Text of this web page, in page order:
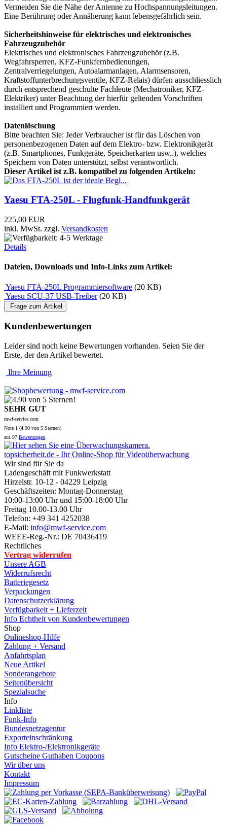
Vermeiden Sie die Nähe der Antenne zu Hochspannungsleitungen.
Eine Berührung oder Annäherung kann lebensgefährlich sein.
Sicherheitshinweise für elektrisches und elektronisches
Fahrzeugzubehör
Elektrisches und elektronisches Fahrzeugzubehör (z.B.
Wegfahrsperren, KFZ-Funkfernbedienungen,
Zentralverriegelungen, Autoalarmanlagen, Alarmsensoren,
Kraftstoffunterbrechungsventile, KFZ-Relais) dürfen ausschliesslich
durch entsprechend geschulte Fachleute (Mechatroniker, KFZ-
Elektriker) unter Beachtung der hierfür geltenden Vorschriften
installiert und Programmiert werden.
Datenlöschung
Bitte beachten Sie: Jeder Verbraucher ist für das Löschen von
personenbezogenen Daten auf dem Elektro- bzw. Elektronikgerät
(z.B. Smartphones, Funkgeräte, Speicherkarten usw..), welches
Speichern von Daten unterstützt, selbst verantwortlich.
Dieser Artikel ist z.B. kompatibel zu folgenden Artikeln:
Yaesu FTA-250L - Flugfunk-Handfunkgerät
225,00 EUR
inkl. MwSt. zzgl. Versandkosten
Details
Dateien, Downloads und Info-Links zum Artikel:
Yaesu FTA-250L Programmiersoftware (20 KB)
Yaesu SCU-37 USB-Treiber(20 KB)
Frage zum Artikel
Kundenbewertungen
Leider sind noch keine Bewertungen vorhanden. Seien Sie der
Erste, der den Artikel bewertet.
Ihre Meinung
SEHR GUT
mwf-service.com
Note 1 (4.90 von 5 Sternen)
aus 97 Bewertungen
topsicherheit.de - Ihr Online-Shop für Videoüberwachung
Wir sind für Sie da
Ladengeschäft mit Funkwerkstatt
Hirzelstr. 10-12 - 04229 Leipzig
Geschäftszeiten: Montag-Donnerstag
10:00-13:00 Uhr und 15:00-18:00 Uhr
Freitag 10.00-13.00 Uhr
Telefon: +49 341 4252038
E-Mail: info@mwf-service.com
WEEE-Reg.-Nr.: DE 70436419
Rechtliches
Vertrag widerrufen
Unsere AGB
Widerrufsrecht
Batteriegesetz
Verpackungen
Datenschutzerklärung
Verfügbarkeit + Lieferzeit
Info Echtheit von Kundenbewertungen
Shop
Onlineshop-Hilfe
Zahlung + Versand
Anfahrtsplan
Neue Artikel
Sonderangebote
Seitenübersicht
Spezialsuche
Info
Linkliste
Funk-Info
Bundesnetzagentur
Exporteinschränkung
Info Elektro-/Elektronikgeräte
Gutscheine Guthaben Coupons
Wir über uns
Kontakt
Impressum